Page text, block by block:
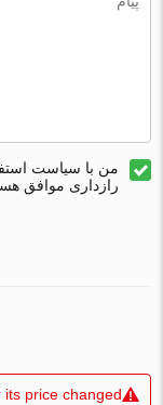
من با سیاست
رازداری موافق
price changed